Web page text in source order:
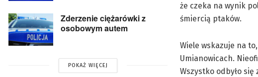
Zderzenie ciężarówki z
osobowym autem
POKAŻ WIĘCEJ
że czeka na wynik
śmiercią ptaków.
Wiele wskazuje na
Umianowicach.
Wszystko odbyło